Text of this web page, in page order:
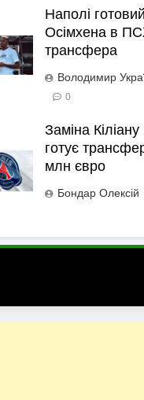
Наполі
Осімхена в
трансфера
Володимир
0
Заміна
готує
млн євро
Бондар Олексій